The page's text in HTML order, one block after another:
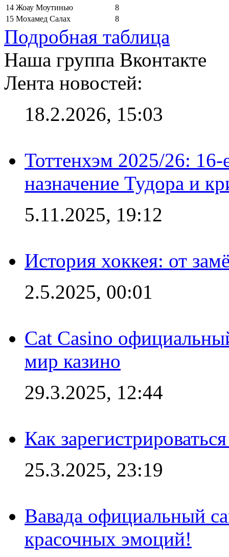
14 Жоау Моутинью
8
15 Мохамед Салах 8
Подробная таблица
Наша группа Вконтакте
Лента новостей:
18.2.2026, 15:03
Тоттенхэм 2025/26:
назначение Тудора и
5.11.2025, 19:12
История хоккея: от
2.5.2025, 00:01
Cat Casino
мир казино
29.3.2025, 12:44
Как
25.3.2025, 23:19
Вавада официальный
красочных эмоций!